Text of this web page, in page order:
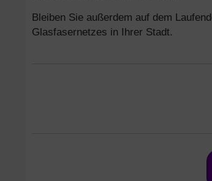
Bleiben Sie außerdem auf dem
Glasfasernetzes in Ihrer Stadt.